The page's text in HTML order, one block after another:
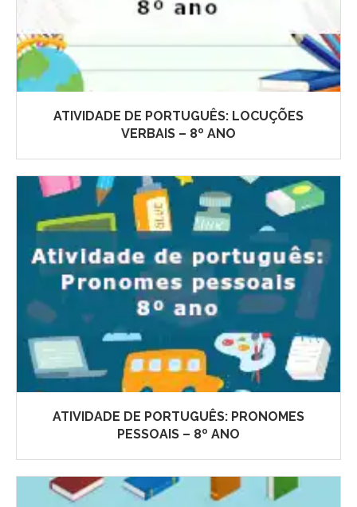
ATIVIDADE DE PORTUGUÊS: LOCUÇÕES
VERBAIS – 8º ANO
ATIVIDADE DE PORTUGUÊS: PRONOMES
PESSOAIS – 8º ANO